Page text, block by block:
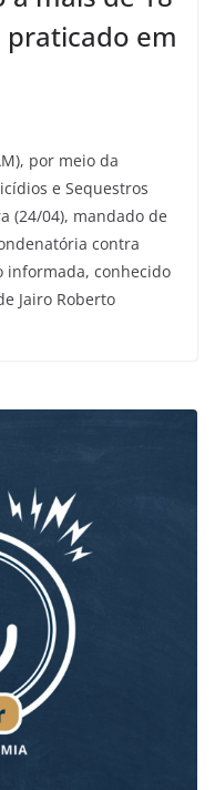
em
por meio da
e Sequestros
(24/04), mandado de
contra
informada, conhecido
Jairo Roberto